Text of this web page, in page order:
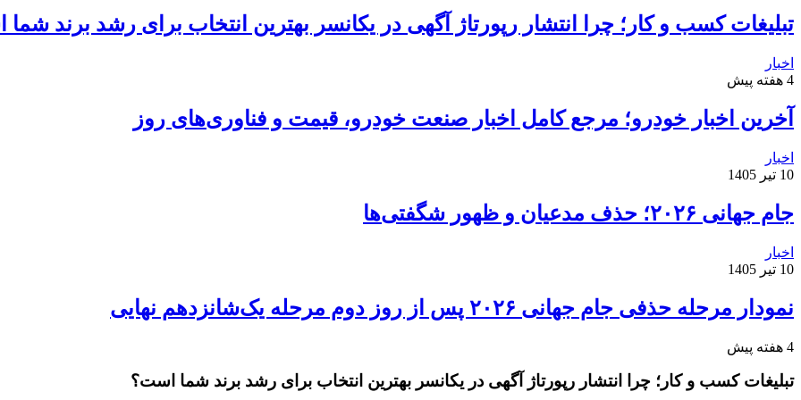
تبلیغات کسب و کار؛ چرا انتشار رپورتاژ آگهی در یکانسر بهترین انتخاب برای رشد برند
اخبار
4 هفته پیش
آخرین اخبار خودرو؛ مرجع کامل اخبار صنعت خودرو، قیمت و فناوری‌های روز
اخبار
10 تیر 1405
جام جهانی ۲۰۲۶؛ حذف مدعیان و ظهور شگفتی‌ها
اخبار
10 تیر 1405
نمودار مرحله حذفی جام جهانی ۲۰۲۶ پس از روز دوم مرحله یک‌شانزدهم نهایی
4 هفته پیش
تبلیغات کسب و کار؛ چرا انتشار رپورتاژ آگهی در یکانسر بهترین انتخاب برای رشد برند شما است؟